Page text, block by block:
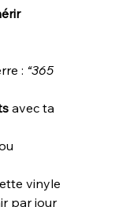
: “365
avec ta
vinyle
par jour